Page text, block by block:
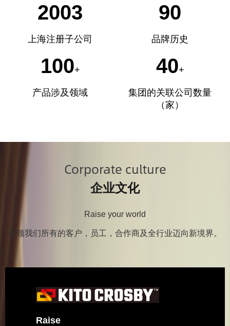
2003
上海注册子公司
90
品牌历史
100+
产品涉及领域
40+
集团的关联公司数量
（家）
Corporate culture
企业文化
Raise your world
引领我们所有的客户，员工，合作商及全行业迈向新境界。
Raise